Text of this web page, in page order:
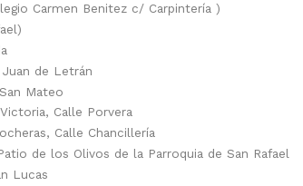
Carmen Benitez c/ Carpintería )
Juan de Letrán
Mateo
Calle Porvera
Calle Chancillería
de los Olivos de la Parroquia de San Rafael
Lucas